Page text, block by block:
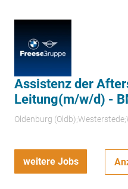
Assistenz der
Leitung(m/w/d) -
Oldenburg
weitere Jobs